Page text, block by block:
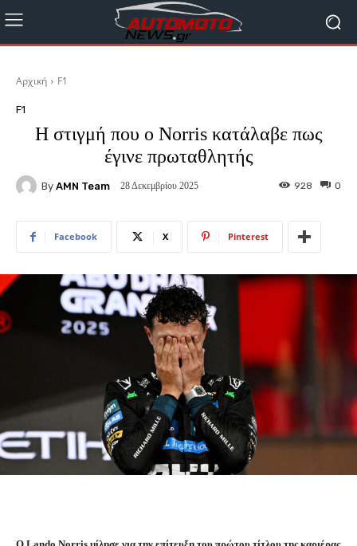
Αρχική F1
F1
Η στιγμή που ο Norris κατάλαβε πως
έγινε πρωταθλητής
By AMN Team 28 Δεκεμβρίου 2025 0
928
Facebook X Pinterest